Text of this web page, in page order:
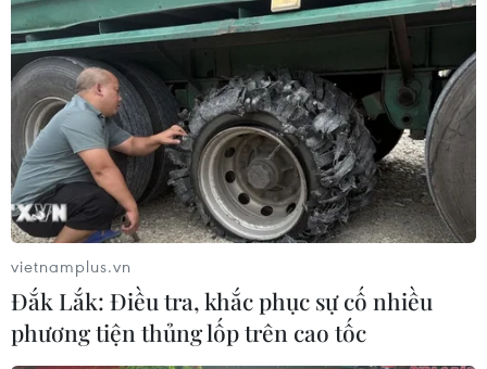
vietnamplus.vn
Đắk Lắk: Điều tra, khắc phục sự cố nhiều
phương tiện thủng lốp trên cao tốc